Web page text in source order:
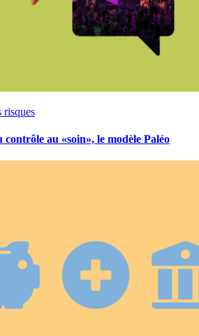
risques
contrôle au «soin», le modèle Paléo